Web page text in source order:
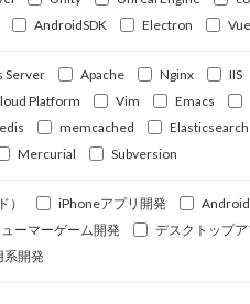
AndroidSDK Electron
Server Apache Nginx
IIS
Platform Vim Emacs
memcached Elasticsearch
Mercurial Subversion
） iPhoneアプリ開発
ーマーゲーム開発
デスクトップ
系開発